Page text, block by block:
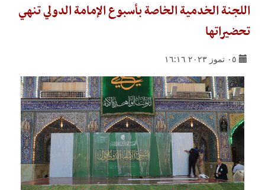
اللجنة الخدمية الخاصة بأسبوع الإمامة الدولي تنهي
تحضيراتها
٠٥ تموز ٢٠٢٣ ١٦:١٦